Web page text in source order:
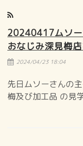
20240417ムソー
おなじみ深見梅
2024/04/23 18:04
先日ムソーさんの
梅及び加工品 の見